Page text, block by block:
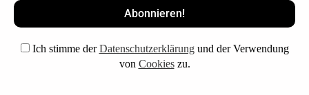
Ich stimme derDatenschutzerklärungund der Verwendung
von Cookieszu.